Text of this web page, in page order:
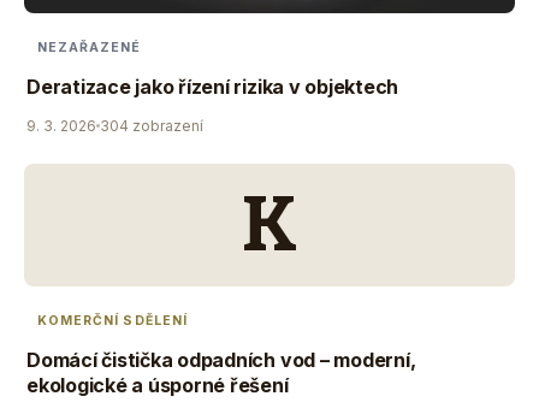
NEZAŘAZENÉ
Deratizace jako řízení rizika v objektech
9. 3. 2026 304 zobrazení
K
KOMERČNÍ SDĚLENÍ
Domácí čistička odpadních vod – moderní,
ekologické a úsporné řešení